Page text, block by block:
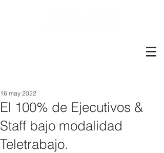
El 100% de Ejecutivos &
Staff bajo modalidad
Teletrabajo.
16 may 2022